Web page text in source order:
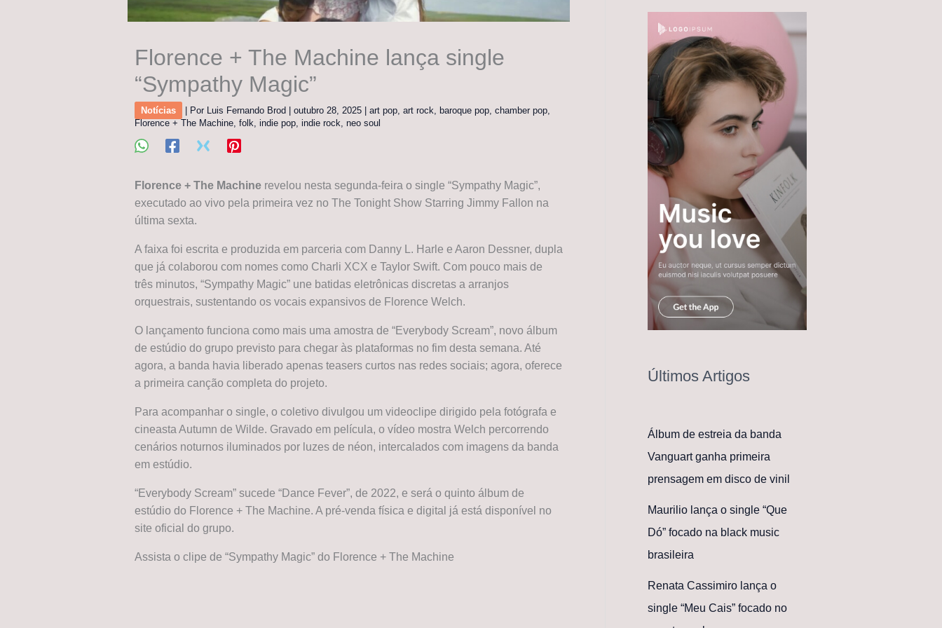
Florence + The Machine lança single
“Sympathy Magic”
Notícias | Por Luis Fernando Brod | outubro 28, 2025 | art pop art rock baroque pop chamber pop
Florence + The Machine folk indie pop indie rock neo soul
Florence + The Machine revelou nesta segunda-feira o single “Sympathy Magic”,
executado ao vivo pela primeira vez no The Tonight Show Starring Jimmy Fallon na
última sexta.
A faixa foi escrita e produzida em parceria com Danny L. Harle e Aaron Dessner, dupla
que já colaborou com nomes como Charli XCX e Taylor Swift. Com pouco mais de
três minutos, “Sympathy Magic” une batidas eletrônicas discretas a arranjos
orquestrais, sustentando os vocais expansivos de Florence Welch.
O lançamento funciona como mais uma amostra de “Everybody Scream”, novo álbum
de estúdio do grupo previsto para chegar às plataformas no fim desta semana. Até
agora, a banda havia liberado apenas teasers curtos nas redes sociais; agora, oferece
a primeira canção completa do projeto.
Para acompanhar o single, o coletivo divulgou um videoclipe dirigido pela fotógrafa e
cineasta Autumn de Wilde. Gravado em película, o vídeo mostra Welch percorrendo
cenários noturnos iluminados por luzes de néon, intercalados com imagens da banda
em estúdio.
“Everybody Scream” sucede “Dance Fever”, de 2022, e será o quinto álbum de
estúdio do Florence + The Machine. A pré-venda física e digital já está disponível no
site oficial do grupo.
Assista o clipe de “Sympathy Magic” do Florence + The Machine
Últimos Artigos
Álbum de estreia da banda
Vanguart ganha primeira
prensagem em disco de vinil
Maurilio lança o single “Que
Dó” focado na black music
brasileira
Renata Cassimiro lança o
single “Meu Cais” focado no